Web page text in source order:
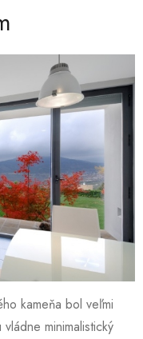
kameňa bol veľmi
minimalistický